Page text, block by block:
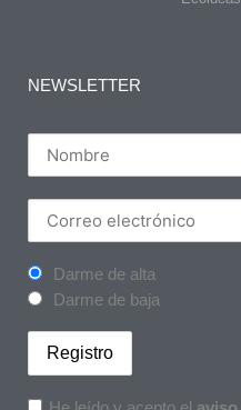
NEWSLETTER
Darme de alta
Darme de baja